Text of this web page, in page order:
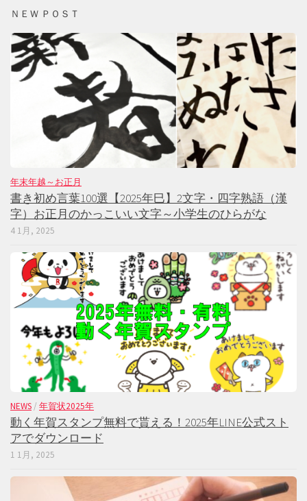
ＮＥＷ ＰＯＳＴ
年末年越～お正月
書き初め言葉100選【2025年巳】2文字・四字熟語（漢
字）お正月のかっこいい文字～小学生のひらがな
4 1月, 2025
NEWS / 年賀状2025年
動く年賀スタンプ無料で貰える！2025年LINE公式スト
アでダウンロード
1 1月, 2025